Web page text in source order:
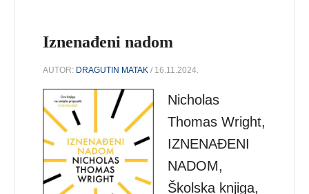
Iznenađeni nadom
AUTOR: DRAGUTIN MATAK / 16.11.2024.
Nicholas
Thomas Wright,
IZNENAĐENI
NADOM,
Školska knjiga,